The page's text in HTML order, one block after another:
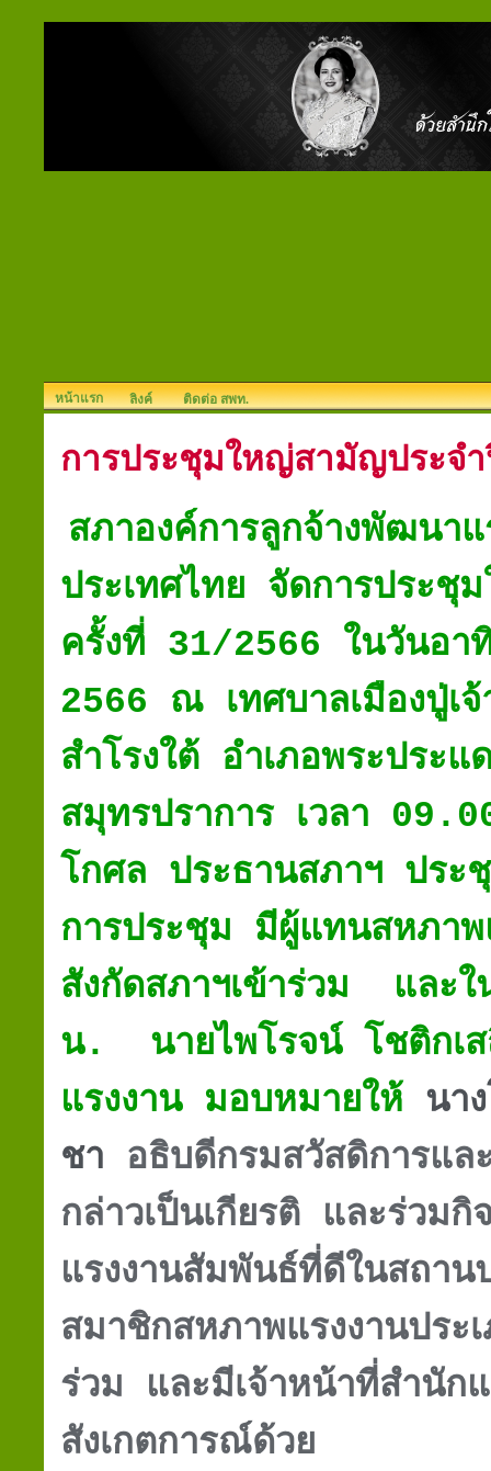
หน้าแรก ลิงค์ ติดต่อ สพท.
การประชุมใหญ่สามัญประจำ
สภาองค์การลูกจ้างพัฒนาแ
ประเทศไทย จัดการประชุ
ครั้งที่ 31/2566 ในวันอา
2566 ณ เทศบาลเมืองปู่เ
สำโรงใต้ อำเภอพระประแ
สมุทรปราการ เวลา
โกศล ประธานสภาฯ ประ
การประชุม มีผู้แทนสหภาพ
สังกัดสภาฯเข้าร่วม และ
น. นายไพโรจน์ โชติกเส
แรงงาน มอบหมายให้ นา
ชา อธิบดีกรมสวัสดิการแล
กล่าวเป็นเกียรติ และร่วมกิ
แรงงานสัมพันธ์ที่ดีในสถา
สมาชิกสหภาพแรงงานประ
ร่วม และมีเจ้าหน้าที่สำนัก
สังเกตการณ์ด้วย